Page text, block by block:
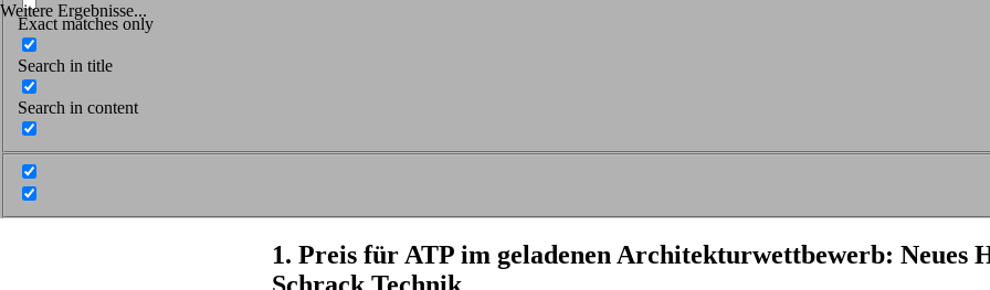
Weitere Ergebnisse...
Exact matches only
Search in title
Search in content
1. Preis für ATP im geladenen Architekturwettbewerb: Neues